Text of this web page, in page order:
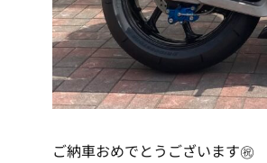
ご納車おめでとうございます㊗️